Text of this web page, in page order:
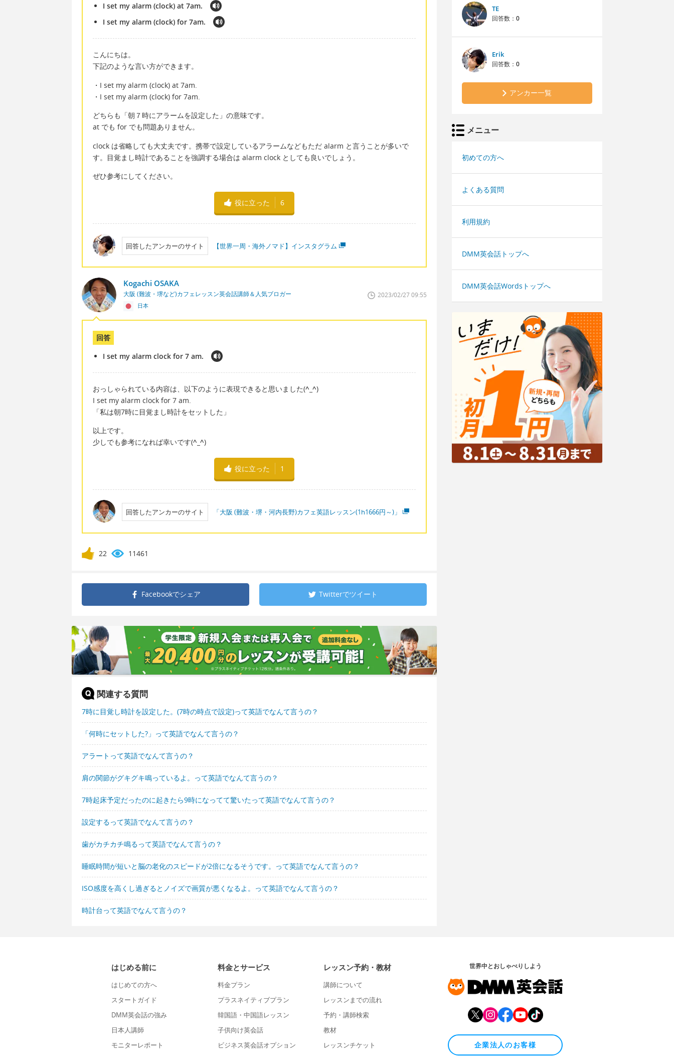
I set my alarm (clock) at 7am.
I set my alarm (clock) for 7am.
こんにちは。
下記のような言い方ができます。
・I set my alarm (clock) at 7am.
・I set my alarm (clock) for 7am.
どちらも「朝７時にアラームを設定した」の意味です。
at でも for でも問題ありません。
clock は省略しても大丈夫です。携帯で設定しているアラームなどもただ alarm と言うことが多いで
す。目覚まし時計であることを強調する場合は alarm clock としても良いでしょう。
ぜひ参考にしてください。
役に立った 6
回答したアンカーのサイト 【世界一周・海外ノマド】インスタグラム
Kogachi OSAKA
大阪 (難波・堺など)カフェレッスン英会話講師＆人気ブロガー
日本
2023/02/27 09:55
回答
I set my alarm clock for 7 am.
おっしゃられている内容は、以下のように表現できると思いました(^_^)
I set my alarm clock for 7 am.
「私は朝7時に目覚まし時計をセットした」
以上です。
少しでも参考になれば幸いです(^_^)
役に立った 1
回答したアンカーのサイト 「大阪 (難波・堺・河内長野)カフェ英語レッスン(1h1666円～)」
22 11461
Facebookでシェア Twitterでツイート
関連する質問
7時に目覚し時計を設定した。(7時の時点で設定)って英語でなんて言うの？
「何時にセットした?」って英語でなんて言うの？
アラートって英語でなんて言うの？
肩の関節がグキグキ鳴っているよ。って英語でなんて言うの？
7時起床予定だったのに起きたら9時になってて驚いたって英語でなんて言うの？
設定するって英語でなんて言うの？
歯がカチカチ鳴るって英語でなんて言うの？
睡眠時間が短いと脳の老化のスピードが2倍になるそうです。って英語でなんて言うの？
ISO感度を高くし過ぎるとノイズで画質が悪くなるよ。って英語でなんて言うの？
時計台って英語でなんて言うの？
TE
回答数： 0
Erik
回答数： 0
アンカー一覧
メニュー
初めての方へ
よくある質問
利用規約
DMM英会話トップへ
DMM英会話Wordsトップへ
はじめる前に
はじめての方へ
スタートガイド
DMM英会話の強み
日本人講師
モニターレポート
料金とサービス
料金プラン
プラスネイティブプラン
韓国語・中国語レッスン
子供向け英会話
ビジネス英会話オプション
レッスン予約・教材
講師について
レッスンまでの流れ
予約・講師検索
教材
レッスンチケット
世界中とおしゃべりしよう
企業法人のお客様